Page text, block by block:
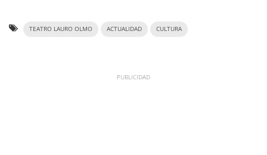
TEATRO LAURO OLMO ACTUALIDAD CULTURA